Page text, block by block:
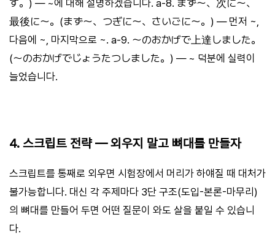
す。) — ~에 대해 설명하겠습니다. a-8. まず〜、次に〜、
最後に〜。(まず〜、つぎに〜、さいごに〜。) — 먼저 ~,
다음에 ~, 마지막으로 ~. a-9. 〜のおかげで上達しました。
(〜のおかげでじょうたつしました。) — ~ 덕분에 실력이
늘었습니다.
4. 스크립트 전략 — 외우지 말고 뼈대를 만들자
스크립트를 통째로 외우면 시험장에서 머리가 하얘질 때 대처가
불가능합니다. 대신 각 주제마다 3단 구조(도입-본론-마무리)
의 뼈대를 만들어 두면 어떤 질문이 와도 살을 붙일 수 있습니
다.